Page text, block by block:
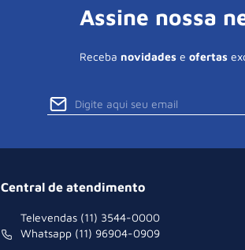
Assine nossa
Receba novidades e ofertas
Central de atendimento
Televendas (11) 3544-0000
Whatsapp (11) 96904-0909